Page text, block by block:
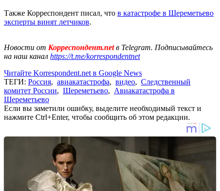
Также Корреспондент писал, что в катастрофе в Шереметьево
эксперты винят летчиков.
Новости от Корреспондент.netв Telegram. Подписывайтесь
на наш канал https://t.me/korrespondentnet
Читайте Korrespondent.net в Google News
ТЕГИ: Россия, авиакатастрофа, видео, Следственный
комитет России, Шереметьево, Авиакатастрофа в
Шереметьево
Если вы заметили ошибку, выделите необходимый текст и
нажмите Ctrl+Enter, чтобы сообщить об этом редакции.